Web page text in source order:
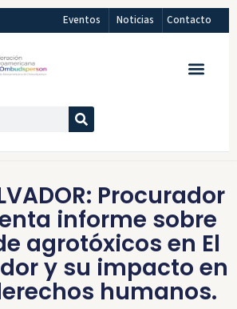
Eventos Noticias Contacto
Procurador
informe sobre
agrotóxicos en El
y su impacto en
humanos.